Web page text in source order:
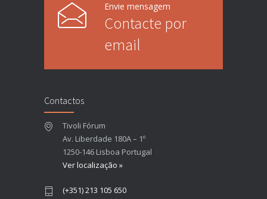
Envie mensagem
Contacte por
email
Contactos
Tivoli Fórum
Av. Liberdade 180A – 1º
1250-146 Lisboa Portugal
Ver localização »
(+351) 213 105 650